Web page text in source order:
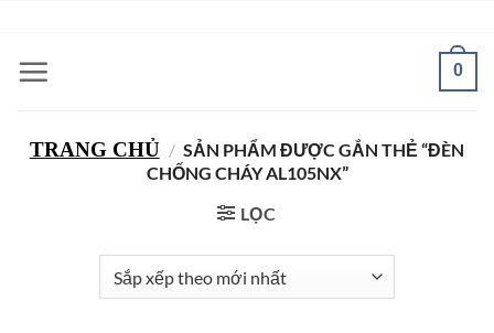
nội
0
TRANG CHỦ / SẢN PHẨM ĐƯỢC GẮN THẺ “ĐÈN
CHỐNG CHÁY AL105NX”
LỌC